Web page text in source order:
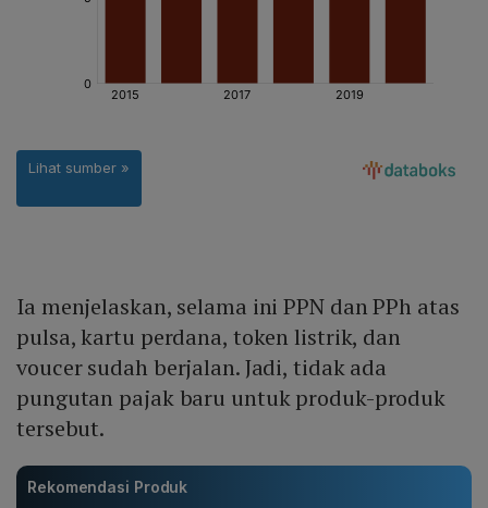
Ia menjelaskan, selama ini PPN dan PPh atas
pulsa, kartu perdana, token listrik, dan
voucer sudah berjalan. Jadi, tidak ada
pungutan pajak baru untuk produk-produk
tersebut.
Rekomendasi Produk